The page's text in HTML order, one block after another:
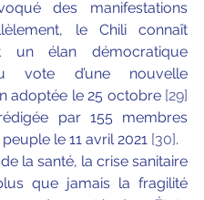
le Chili connaît
un élan démocratique
vote d’une nouvelle
adoptée le 25 octobre [29]
par 155 membres
le 11 avril 2021 [30].
la santé, la crise sanitaire
que jamais la fragilité